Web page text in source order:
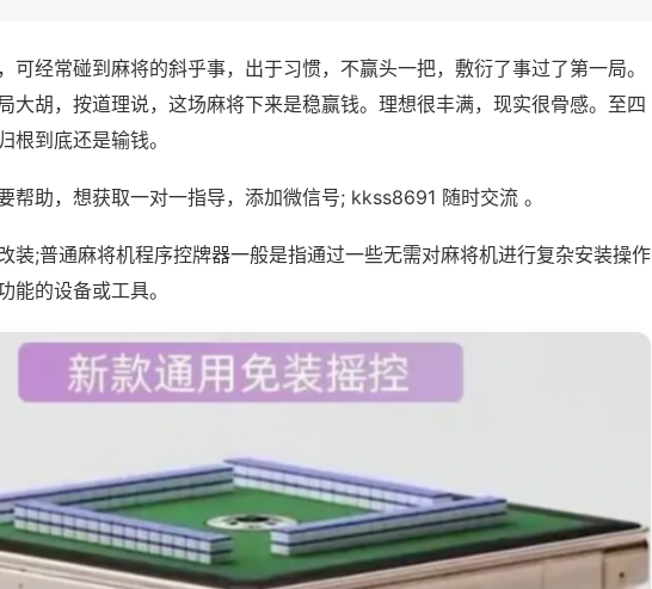
可经常碰到麻将的斜乎事，出于习惯，不赢头一把，敷衍了事过了第一局。
大胡，按道理说，这场麻将下来是稳赢钱。理想很丰满，现实很骨感。至四
根到底还是输钱。
帮助，想获取一对一指导，添加微信号; kkss8691 随时交流 。
装;普通麻将机程序控牌器一般是指通过一些无需对麻将机进行复杂安装操作
能的设备或工具。